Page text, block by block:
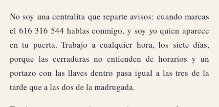
No soy una centralita que reparte avisos: cuando marcas
el 616 316 544 hablas conmigo, y soy yo quien aparece
en tu puerta. Trabajo a cualquier hora, los siete días,
porque las cerraduras no entienden de horarios y un
portazo con las llaves dentro pasa igual a las tres de la
tarde que a las dos de la madrugada.